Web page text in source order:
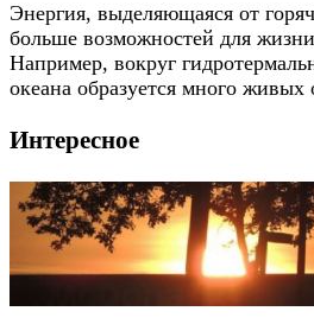
Энергия, выделяющаяся от
больше возможностей для
Например, вокруг
океана образуется много живых
Интересное